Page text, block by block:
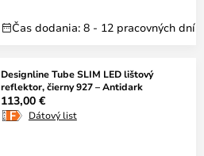
Čas dodania: 8 - 12 pracovných dní
Designline Tube SLIM LED lištový
reflektor, čierny 927 – Antidark
113,00 €
Dátový list